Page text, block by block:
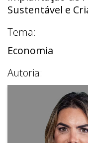
Sustentável e
Tema:
Economia
Autoria: